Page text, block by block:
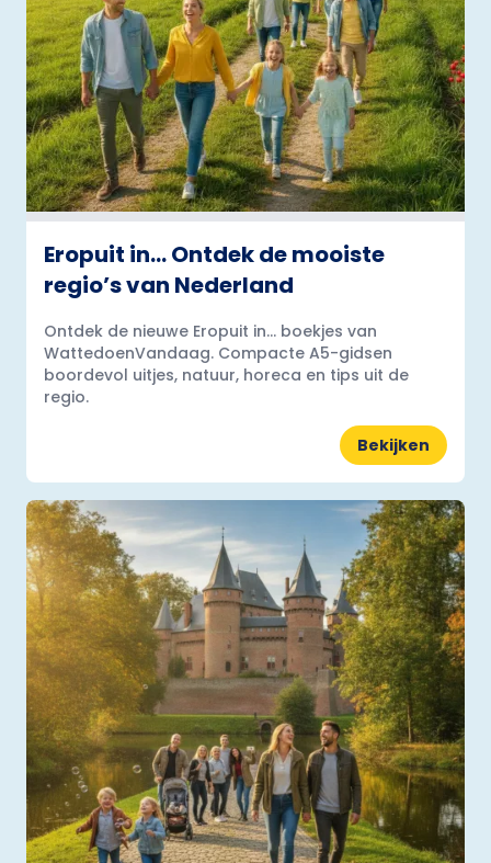
Eropuit in… Ontdek de mooiste
regio’s van Nederland
Ontdek de nieuwe Eropuit in... boekjes van
WattedoenVandaag. Compacte A5-gidsen
boordevol uitjes, natuur, horeca en tips uit de
regio.
Bekijken